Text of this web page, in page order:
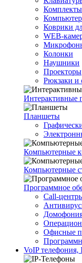
Коврики
WEB-
Колонки
Наушники
Проекторы
Рюкзаки и
Интерактивные
Планшеты
Компьютерные
Компьютерные
Программное
Call-
Офисные
VoIP